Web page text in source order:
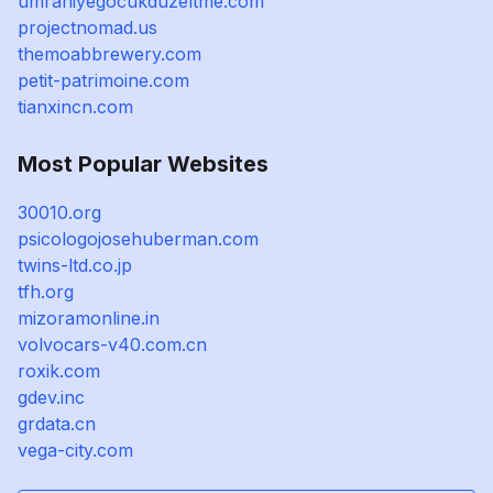
projectnomad.us
themoabbrewery.com
petit-patrimoine.com
tianxincn.com
Most Popular Websites
30010.org
psicologojosehuberman.com
twins-ltd.co.jp
tfh.org
mizoramonline.in
volvocars-v40.com.cn
roxik.com
gdev.inc
grdata.cn
vega-city.com